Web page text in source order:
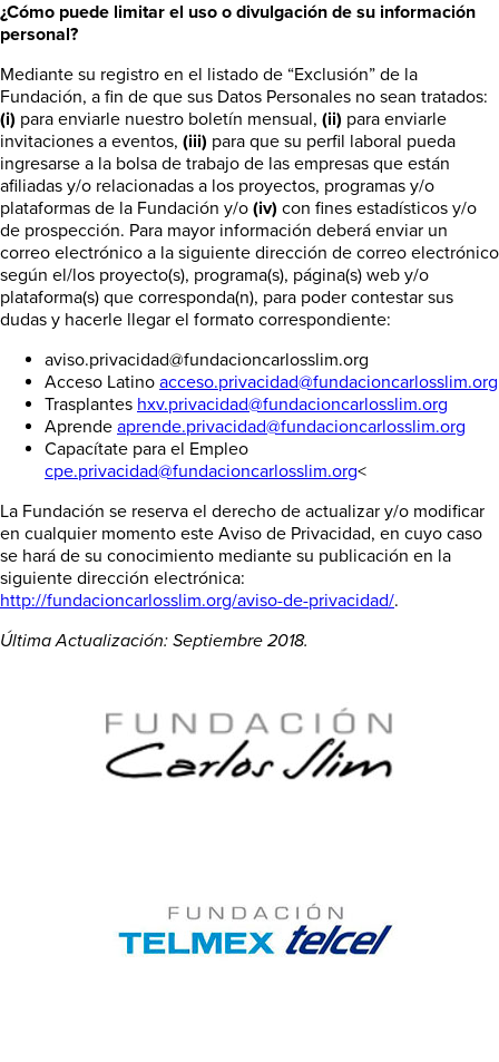
¿Cómo puede limitar el uso o divulgación de su información
personal?
Mediante su registro en el listado de “Exclusión” de la
Fundación, a fin de que sus Datos Personales no sean tratados:
(i) para enviarle nuestro boletín mensual, (ii) para enviarle
invitaciones a eventos, (iii) para que su perfil laboral pueda
ingresarse a la bolsa de trabajo de las empresas que están
afiliadas y/o relacionadas a los proyectos, programas y/o
plataformas de la Fundación y/o (iv) con fines estadísticos y/o
de prospección. Para mayor información deberá enviar un
correo electrónico a la siguiente dirección de correo electrónico
según el/los proyecto(s), programa(s), página(s) web y/o
plataforma(s) que corresponda(n), para poder contestar sus
dudas y hacerle llegar el formato correspondiente:
aviso.privacidad@fundacioncarlosslim.org
Acceso Latino acceso.privacidad@fundacioncarlosslim.org
Trasplantes hxv.privacidad@fundacioncarlosslim.org
Aprende aprende.privacidad@fundacioncarlosslim.org
Capacítate para el Empleo
cpe.privacidad@fundacioncarlosslim.org<
La Fundación se reserva el derecho de actualizar y/o modificar
en cualquier momento este Aviso de Privacidad, en cuyo caso
se hará de su conocimiento mediante su publicación en la
siguiente dirección electrónica:
http://fundacioncarlosslim.org/aviso-de-privacidad/.
Última Actualización: Septiembre 2018.